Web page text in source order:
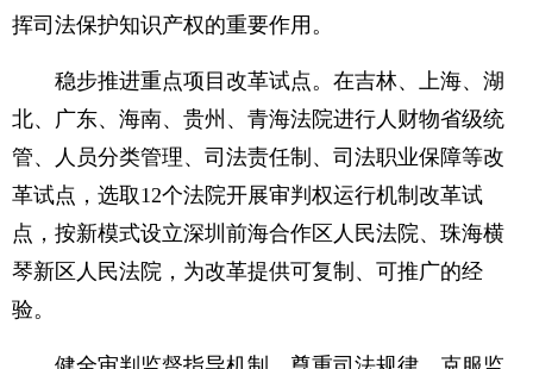
挥司法保护知识产权的重要作用。
稳步推进重点项目改革试点。在吉林、上海、湖
北、广东、海南、贵州、青海法院进行人财物省级统
管、人员分类管理、司法责任制、司法职业保障等改
革试点，选取12个法院开展审判权运行机制改革试
点，按新模式设立深圳前海合作区人民法院、珠海横
琴新区人民法院，为改革提供可复制、可推广的经
验。